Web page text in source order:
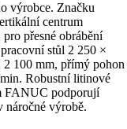
výrobce. Značku
centrum
přesné obrábění
stůl 2 250 ×
2 100 mm, přímý pohon
Robustní litinové
FANUC podporují
výrobě.